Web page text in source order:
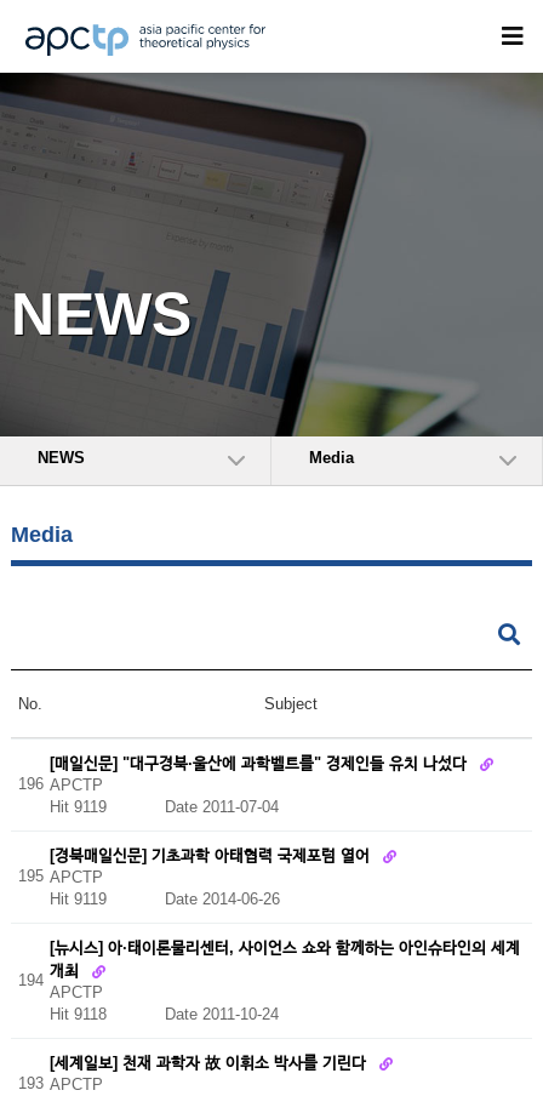
NEWS
NEWS Media
Media
No. Subject
196
[매일신문] "대구경북·울산에 과학벨트를" 경제인들 유치 나섰다
APCTP
Hit 9119
Date 2011-07-04
195
[경북매일신문] 기초과학 아태협력 국제포럼 열어
APCTP
Hit 9119
Date 2014-06-26
194
[뉴시스] 아·태이론물리센터, 사이언스 쇼와 함께하는 아인슈타인의 세계
개최
APCTP
Hit 9118 Date 2011-10-24
193
[세계일보] 천재 과학자 故 이휘소 박사를 기린다
APCTP